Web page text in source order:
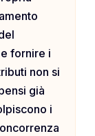
fornire i
non si
già
i